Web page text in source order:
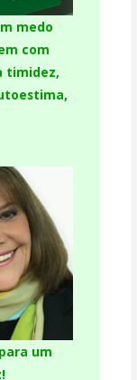
medo
com
timidez,
um